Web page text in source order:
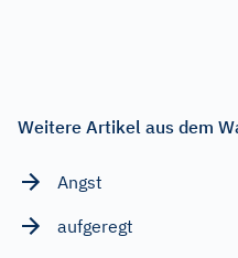
Weitere Artikel aus dem
Angst
aufgeregt